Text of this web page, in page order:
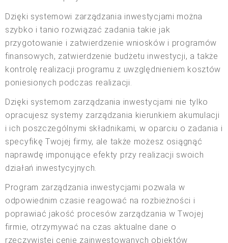
Dzięki systemowi zarządzania inwestycjami można
szybko i tanio rozwiązać zadania takie jak
przygotowanie i zatwierdzenie wniosków i programów
finansowych, zatwierdzenie budżetu inwestycji, a także
kontrolę realizacji programu z uwzględnieniem kosztów
poniesionych podczas realizacji.
Dzięki systemom zarządzania inwestycjami nie tylko
opracujesz systemy zarządzania kierunkiem akumulacji
i ich poszczególnymi składnikami, w oparciu o zadania i
specyfikę Twojej firmy, ale także możesz osiągnąć
naprawdę imponujące efekty przy realizacji swoich
działań inwestycyjnych.
Program zarządzania inwestycjami pozwala w
odpowiednim czasie reagować na rozbieżności i
poprawiać jakość procesów zarządzania w Twojej
firmie, otrzymywać na czas aktualne dane o
rzeczywistej cenie zainwestowanych obiektów